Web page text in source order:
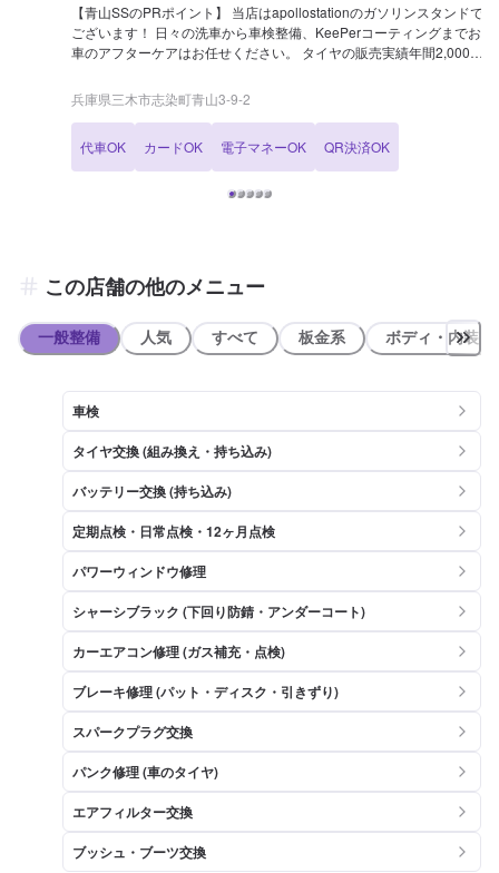
【青山SSのPRポイント】 当店はapollostationのガソリンスタンドで
ございます！ 日々の洗車から車検整備、KeePerコーティングまでお
車のアフターケアはお任せください。 タイヤの販売実績年間2,000
受付時間] 全日：7:00~17:00 [給油営業時間] 全日：7:00~23:00 【当店
で行っているキャンペーン】 アプリとドライブペイの同時ご利用で、
詳細】 ✅椅子 ✅トイレ ✅ゴミ箱 ✅自販機 の設置がございます。ま
た、喫煙場所もご用意しております。 【資格保持者が在籍】 当店で
は2級整備士が3名在籍しております。 KeePerはEXが1名、1級資格保
いた際も、お買い物が可能です！
兵庫県三木市志染町青山3-9-2
代車OK カードOK 電子マネーOK QR決済OK
この店舗の他のメニュー
一般整備 人気 すべて 板金系 ボディ・内装
車検
タイヤ交換 (組み換え・持ち込み)
バッテリー交換 (持ち込み)
定期点検・日常点検・12ヶ月点検
パワーウィンドウ修理
シャーシブラック (下回り防錆・アンダーコート)
カーエアコン修理 (ガス補充・点検)
ブレーキ修理 (パット・ディスク・引きずり)
スパークプラグ交換
パンク修理 (車のタイヤ)
エアフィルター交換
ブッシュ・ブーツ交換